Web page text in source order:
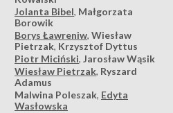
Jolanta Bibel, Małgorzata
Borowik
Borys Ławreniw, Wiesław
Pietrzak, Krzysztof Dyttus
Piotr Miciński, Jarosław Wąsik
Wiesław Pietrzak, Ryszard
Adamus
Malwina Poleszak, Edyta
Wasłowska